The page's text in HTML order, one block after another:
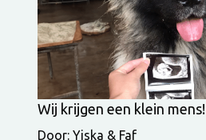
Wij krijgen een klein mens!
Door: Yiska & Faf